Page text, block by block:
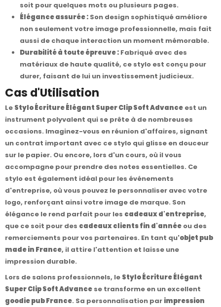
soit pour quelques mots ou plusieurs pages.
Élégance assurée : Son design sophistiqué améliore
non seulement votre image professionnelle, mais fait
aussi de chaque interaction un moment mémorable.
Durabilité à toute épreuve : Fabriqué avec des
matériaux de haute qualité, ce stylo est conçu pour
durer, faisant de lui un investissement judicieux.
Cas d'Utilisation
Le Stylo Écriture Élégant Super Clip Soft Advance est un
instrument polyvalent qui se prête à de nombreuses
occasions. Imaginez-vous en réunion d'affaires, signant
un contrat important avec ce stylo qui glisse en douceur
sur le papier. Ou encore, lors d'un cours, où il vous
accompagne pour prendre des notes essentielles. Ce
stylo est également idéal pour les événements
d'entreprise, où vous pouvez le personnaliser avec votre
logo, renforçant ainsi votre image de marque. Son
élégance le rend parfait pour les cadeaux d'entreprise,
que ce soit pour des cadeaux clients fin d'année ou des
remerciements pour vos partenaires. En tant qu'objet pub
made in France, il attire l'attention et laisse une
impression durable.
Lors de salons professionnels, le Stylo Écriture Élégant
Super Clip Soft Advance se transforme en un excellent
goodie pub France. Sa personnalisation par impression